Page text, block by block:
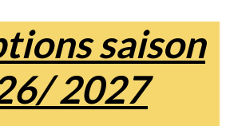
saison
2027